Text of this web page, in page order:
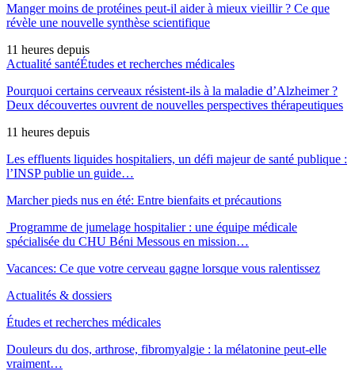
Manger moins de protéines peut-il aider à mieux vieillir ? Ce que
révèle une nouvelle synthèse scientifique
11 heures depuis
Actualité santéÉtudes et recherches médicales
Pourquoi certains cerveaux résistent-ils à la maladie d’Alzheimer ?
Deux découvertes ouvrent de nouvelles perspectives thérapeutiques
11 heures depuis
Les effluents liquides hospitaliers, un défi majeur de santé publique :
l’INSP publie un guide…
Marcher pieds nus en été: Entre bienfaits et précautions
Programme de jumelage hospitalier : une équipe médicale
spécialisée du CHU Béni Messous en mission…
Vacances: Ce que votre cerveau gagne lorsque vous ralentissez
Actualités & dossiers
Études et recherches médicales
Douleurs du dos, arthrose, fibromyalgie : la mélatonine peut-elle
vraiment…